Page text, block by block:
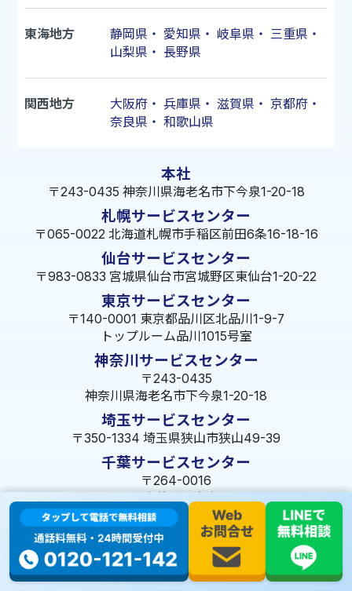
東海地方 静岡県 ・ 愛知県 ・ 岐阜県 ・ 三重県 ・
山梨県 ・ 長野県
関西地方 大阪府 ・ 兵庫県 ・ 滋賀県 ・ 京都府 ・
奈良県 ・ 和歌山県
本社
〒243-0435 神奈川県海老名市下今泉1-20-18
札幌サービスセンター
〒065-0022 北海道札幌市手稲区前田6条16-18-16
仙台サービスセンター
〒983-0833 宮城県仙台市宮城野区東仙台1-20-22
東京サービスセンター
〒140-0001 東京都品川区北品川1-9-7
トップルーム品川1015号室
神奈川サービスセンター
〒243-0435
神奈川県海老名市下今泉1-20-18
埼玉サービスセンター
〒350-1334 埼玉県狭山市狭山49-39
千葉サービスセンター
〒264-0016
千葉県千葉市若葉区大宮町1288-7
茨城サービスセンター
〒309-1717 茨城県笠間市旭町322-2 102号
長野サービスセンター
〒380-0921 長野県長野市大字栗田653-141 皐月ビル